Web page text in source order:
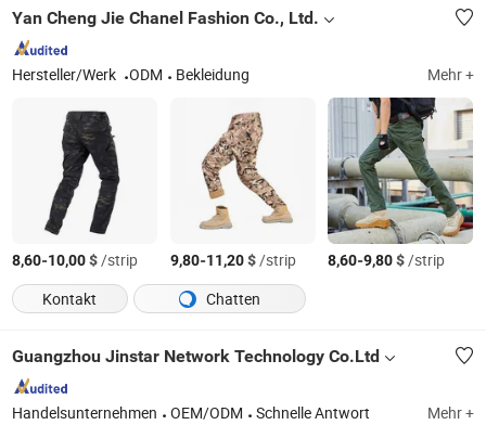
Yan Cheng Jie Chanel Fashion Co., Ltd.
Hersteller/Werk ODM Bekleidung Mehr +
8,60-10,00$/strip 9,80-11,20$/strip 8,60-9,80$/strip
Kontakt
Chatten
Guangzhou Jinstar Network Technology Co.Ltd
Handelsunternehmen OEM/ODM Schnelle Antwort Mehr +